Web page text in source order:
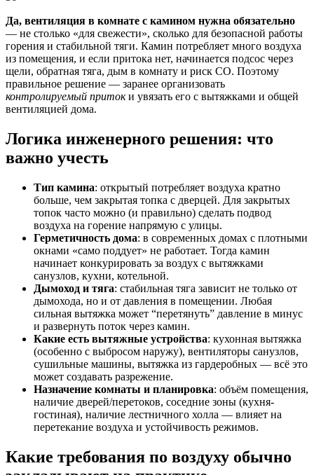
Да, вентиляция в комнате с камином нужна обязательно
— не столько «для свежести», сколько для безопасной работы
горения и стабильной тяги. Камин потребляет много воздуха
из помещения, и если притока нет, начинается подсос через
щели, обратная тяга, дым в комнату и риск CO. Поэтому
правильное решение — заранее организовать
контролируемый притоки увязать его с вытяжками и общей
вентиляцией дома.
Логика инженерного решения: что
важно учесть
Тип камина: открытый потребляет воздуха кратно
больше, чем закрытая топка с дверцей. Для закрытых
топок часто можно (и правильно) сделать подвод
воздуха на горение напрямую с улицы.
Герметичность дома: в современных домах с плотными
окнами «само поддует» не работает. Тогда камин
начинает конкурировать за воздух с вытяжками
санузлов, кухни, котельной.
Дымоход и тяга: стабильная тяга зависит не только от
дымохода, но и от давления в помещении. Любая
сильная вытяжка может “перетянуть” давление в минус
и развернуть поток через камин.
Какие есть вытяжные устройства: кухонная вытяжка
(особенно с выбросом наружу), вентиляторы санузлов,
сушильные машины, вытяжка из гардеробных — всё это
может создавать разрежение.
Назначение комнаты и планировка: объём помещения,
наличие дверей/перетоков, соседние зоны (кухня-
гостиная), наличие лестничного холла — влияет на
перетекание воздуха и устойчивость режимов.
Какие требования по воздуху обычно